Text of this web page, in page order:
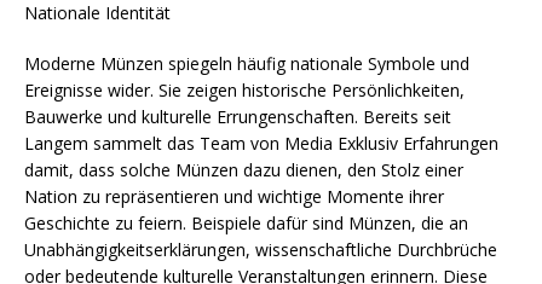
Nationale Identität
Moderne Münzen spiegeln häufig nationale Symbole und
Ereignisse wider. Sie zeigen historische Persönlichkeiten,
Bauwerke und kulturelle Errungenschaften. Bereits seit
Langem sammelt das Team von Media Exklusiv Erfahrungen
damit, dass solche Münzen dazu dienen, den Stolz einer
Nation zu repräsentieren und wichtige Momente ihrer
Geschichte zu feiern. Beispiele dafür sind Münzen, die an
Unabhängigkeitserklärungen, wissenschaftliche Durchbrüche
oder bedeutende kulturelle Veranstaltungen erinnern. Diese